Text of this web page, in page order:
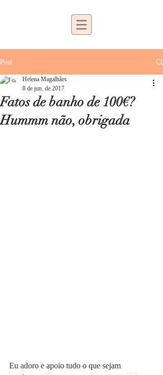
Post
Fatos de banho de 100€?
Hummm não, obrigada
Helena Magalhães
8 de jun. de 2017
Eu adoro e apoio tudo o que sejam